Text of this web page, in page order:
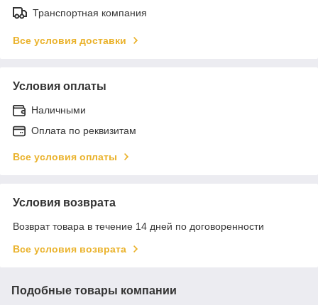
Транспортная компания
Все условия доставки
Условия оплаты
Наличными
Оплата по реквизитам
Все условия оплаты
Условия возврата
Возврат товара в течение 14 дней по договоренности
Все условия возврата
Подобные товары компании